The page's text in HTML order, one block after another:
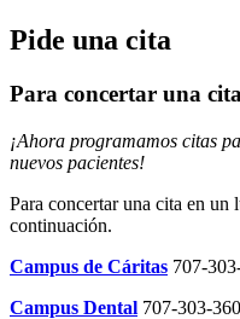
Pide una cita
Para concertar una
¡Ahora programamos citas
nuevos pacientes!
Para concertar una cita en un
continuación.
Campus de Cáritas 707-
Campus Dental 707-303-